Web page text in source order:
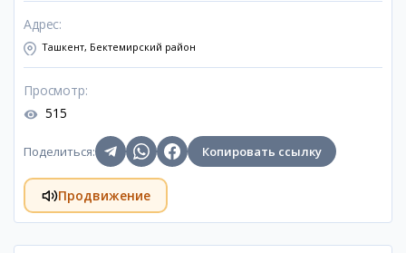
Адрес:
Ташкент, Бектемирский район
Просмотр:
515
Поделиться: Копировать ссылку
Продвижение